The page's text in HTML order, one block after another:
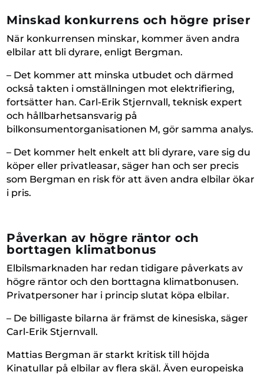
Minskad konkurrens och högre priser
När konkurrensen minskar, kommer även andra
elbilar att bli dyrare, enligt Bergman.
– Det kommer att minska utbudet och därmed
också takten i omställningen mot elektrifiering,
fortsätter han. Carl-Erik Stjernvall, teknisk expert
och hållbarhetsansvarig på
bilkonsumentorganisationen M, gör samma analys.
– Det kommer helt enkelt att bli dyrare, vare sig du
köper eller privatleasar, säger han och ser precis
som Bergman en risk för att även andra elbilar ökar
i pris.
Påverkan av högre räntor och
borttagen klimatbonus
Elbilsmarknaden har redan tidigare påverkats av
högre räntor och den borttagna klimatbonusen.
Privatpersoner har i princip slutat köpa elbilar.
– De billigaste bilarna är främst de kinesiska, säger
Carl-Erik Stjernvall.
Mattias Bergman är starkt kritisk till höjda
Kinatullar på elbilar av flera skäl. Även europeiska